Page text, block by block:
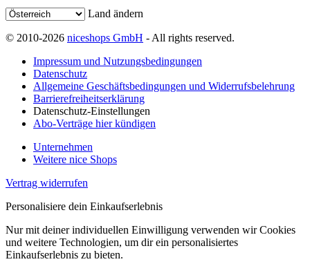
Land ändern
© 2010-2026 niceshops GmbH - All rights reserved.
Impressum und Nutzungsbedingungen
Datenschutz
Allgemeine Geschäftsbedingungen und Widerrufsbelehrung
Barrierefreiheitserklärung
Datenschutz-Einstellungen
Abo-Verträge hier kündigen
Unternehmen
Weitere nice Shops
Vertrag widerrufen
Personalisiere dein Einkaufserlebnis
Nur mit deiner individuellen Einwilligung verwenden wir Cookies
und weitere Technologien, um dir ein personalisiertes
Einkaufserlebnis zu bieten.